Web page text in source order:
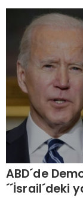
ABD´de
´´İsrail´deki